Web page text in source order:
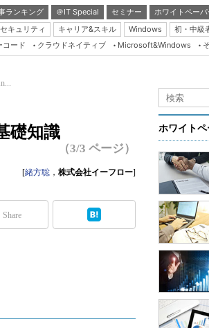
ランキング ＠IT Special セミナー
ホワイトペーパ
セキュリティ キャリア&スキル Windows 初・中級
Server & Storage
Database Expert
Master of IP Network
Security & Trust
コード クラウドネイティブ Microsoft&Windows
礎知識
（3/3 ページ）
[緒方聡 ， 株式会社イーフロー]
Share
ホワイト